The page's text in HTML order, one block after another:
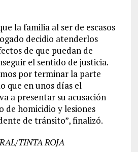
la familia al ser de escasos
decidio atenderlos
de que puedan de
el sentido de justicia.
por terminar la parte
que en unos días el
a presentar su acusación
homicidio y lesiones
de tránsito”, finalizó.
TINTA ROJA